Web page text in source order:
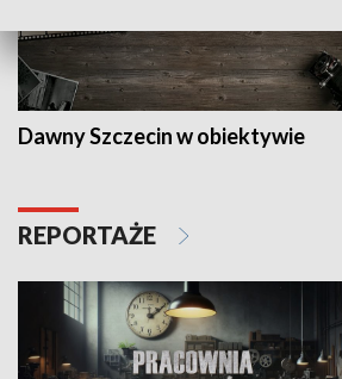
Dawny Szczecin w obiektywie
REPORTAŻE